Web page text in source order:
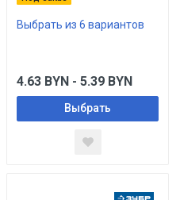
Выбрать из 6 вариантов
4.63 BYN - 5.39 BYN
Выбрать